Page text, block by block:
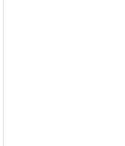
recomiendan este producto